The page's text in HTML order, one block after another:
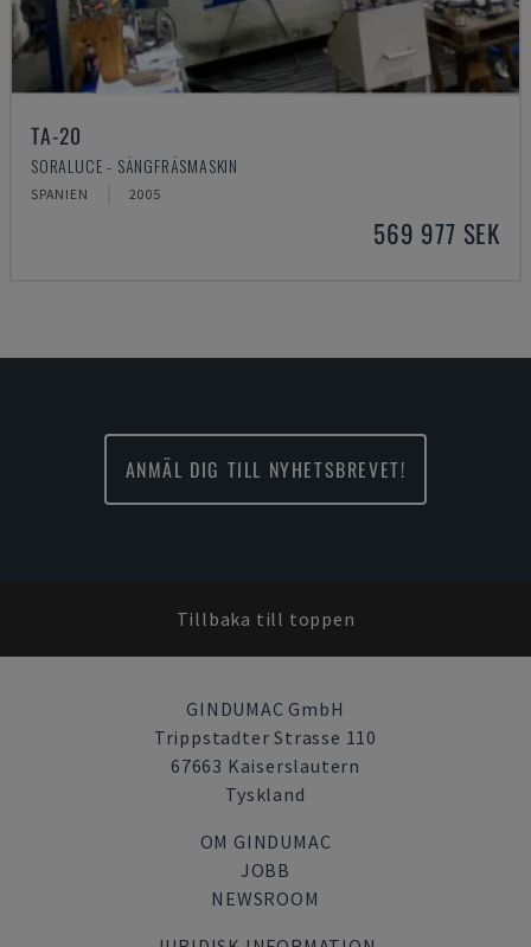
TA-20
SORALUCE - SÄNGFRÄSMASKIN
SPANIEN 2005
569 977 SEK
ANMÄL DIG TILL NYHETSBREVET!
Tillbaka till toppen
GINDUMAC GmbH
Trippstadter Strasse 110
67663 Kaiserslautern
Tyskland
OM GINDUMAC
JOBB
NEWSROOM